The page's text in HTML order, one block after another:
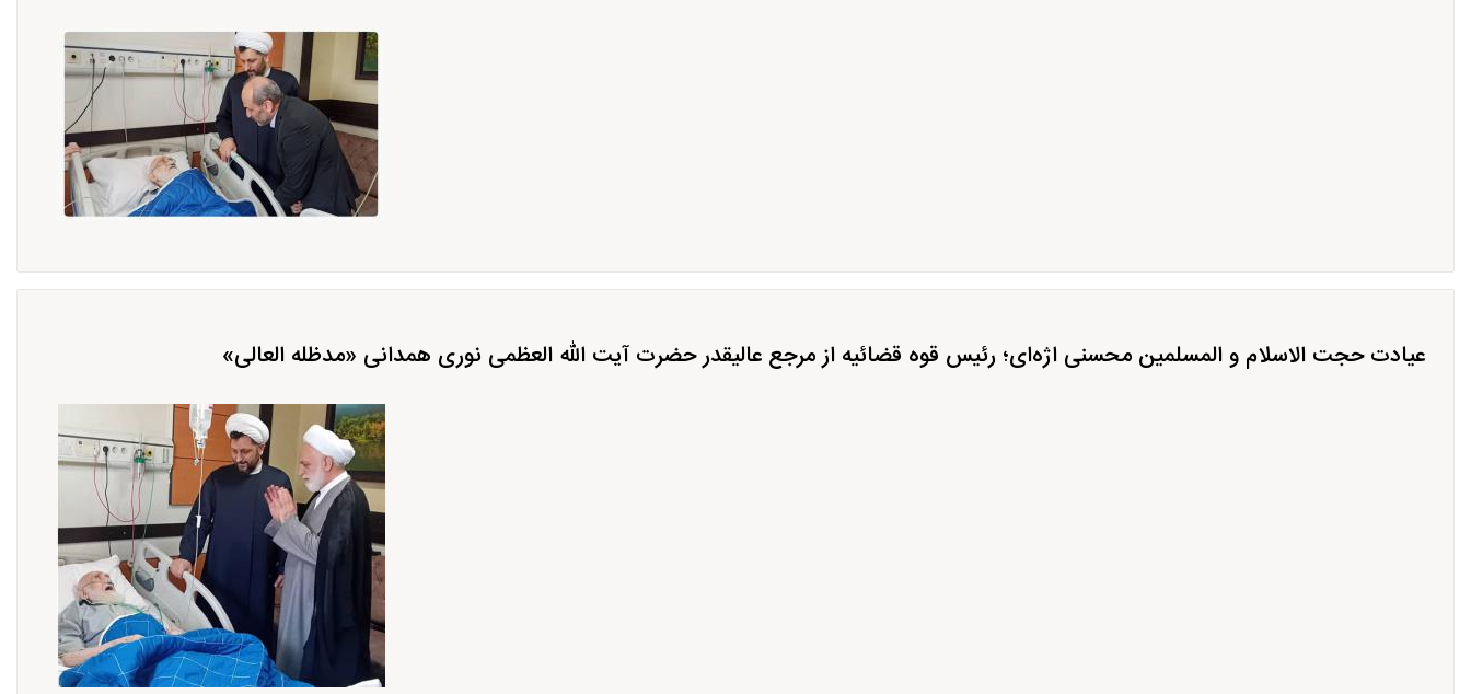
عیادت حجت الاسلام و المسلمین محسنی اژه‌ای؛ رئیس قوه قضائیه از مرجع عالیقدر حضرت آیت الله العظمی نوری همدانی «مدظله العالی»